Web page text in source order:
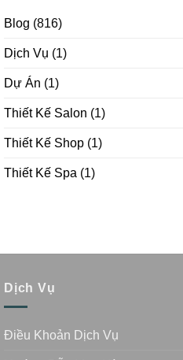
Blog (816)
Dịch Vụ (1)
Dự Án (1)
Thiết Kế Salon (1)
Thiết Kế Shop (1)
Thiết Kế Spa (1)
Dịch Vụ
Điều Khoản Dịch Vụ